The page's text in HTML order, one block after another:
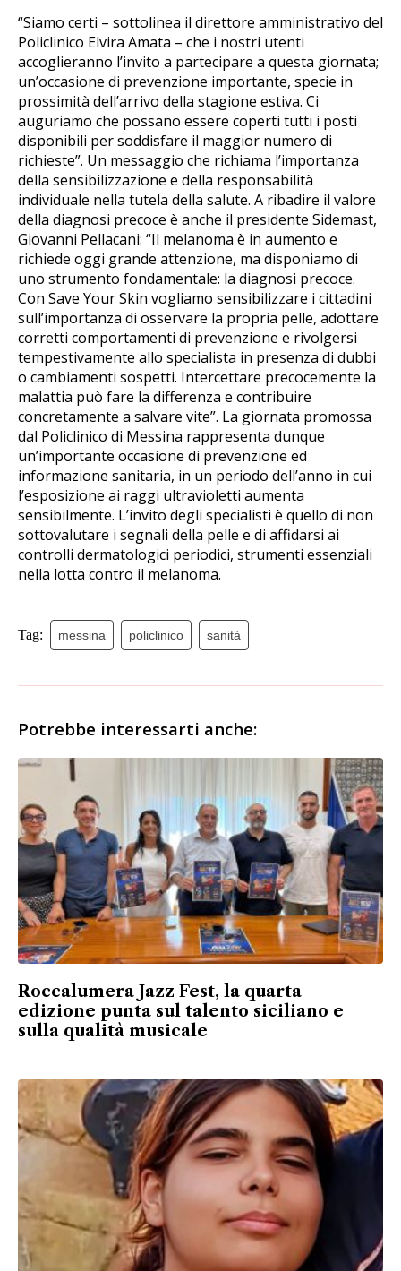
“Siamo certi – sottolinea il direttore amministrativo del
Policlinico Elvira Amata – che i nostri utenti
accoglieranno l’invito a partecipare a questa giornata;
un’occasione di prevenzione importante, specie in
prossimità dell’arrivo della stagione estiva. Ci
auguriamo che possano essere coperti tutti i posti
disponibili per soddisfare il maggior numero di
richieste”. Un messaggio che richiama l’importanza
della sensibilizzazione e della responsabilità
individuale nella tutela della salute. A ribadire il valore
della diagnosi precoce è anche il presidente Sidemast,
Giovanni Pellacani: “Il melanoma è in aumento e
richiede oggi grande attenzione, ma disponiamo di
uno strumento fondamentale: la diagnosi precoce.
Con Save Your Skin vogliamo sensibilizzare i cittadini
sull’importanza di osservare la propria pelle, adottare
corretti comportamenti di prevenzione e rivolgersi
tempestivamente allo specialista in presenza di dubbi
o cambiamenti sospetti. Intercettare precocemente la
malattia può fare la differenza e contribuire
concretamente a salvare vite”. La giornata promossa
dal Policlinico di Messina rappresenta dunque
un’importante occasione di prevenzione ed
informazione sanitaria, in un periodo dell’anno in cui
l’esposizione ai raggi ultravioletti aumenta
sensibilmente. L’invito degli specialisti è quello di non
sottovalutare i segnali della pelle e di affidarsi ai
controlli dermatologici periodici, strumenti essenziali
nella lotta contro il melanoma.
Tag: messina policlinico sanità
Potrebbe interessarti anche:
Roccalumera Jazz Fest, la quarta
edizione punta sul talento siciliano e
sulla qualità musicale